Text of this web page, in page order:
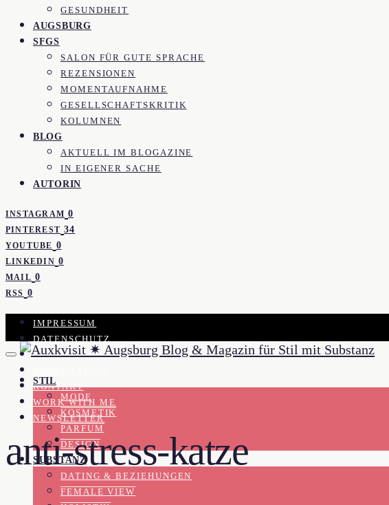
GESUNDHEIT
AUGSBURG
SFGS
SALON FÜR GUTE SPRACHE
REZENSIONEN
MOMENTAUFNAHME
GESELLSCHAFTSKRITIK
KOLUMNEN
BLOG
AKTUELL IM BLOGAZINE
IN EIGENER SACHE
AUTORIN
INSTAGRAM 0
PINTEREST 34
YOUTUBE 0
LINKEDIN 0
MAIL 0
RSS 0
IMPRESSUM
DATENSCHUTZ
PRESSE
KONTAKT
WORK WITH ME
NEWSLETTER
STIL
MODE
KOSMETIK
PARFUM
DESIGN
SUBSTANZ
DATING & BEZIEHUNGEN
FEMALE VIEW
anti-stress-katze